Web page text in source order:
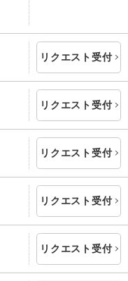
リクエスト受付
リクエスト受付
リクエスト受付
リクエスト受付
リクエスト受付